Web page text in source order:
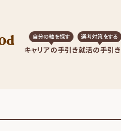
キャリアの手引き
自分の軸を探す
就活の手引き
選考対策をする